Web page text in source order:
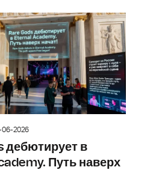
06-2026
дебютирует в
Путь наверх